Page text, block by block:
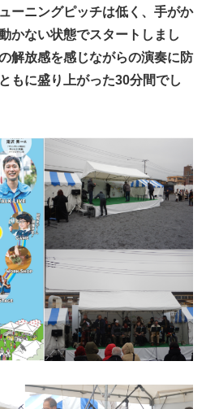
ーニングピッチは低く、手がか
かない状態でスタートしまし
解放感を感じながらの演奏に防
もに盛り上がった30分間でし